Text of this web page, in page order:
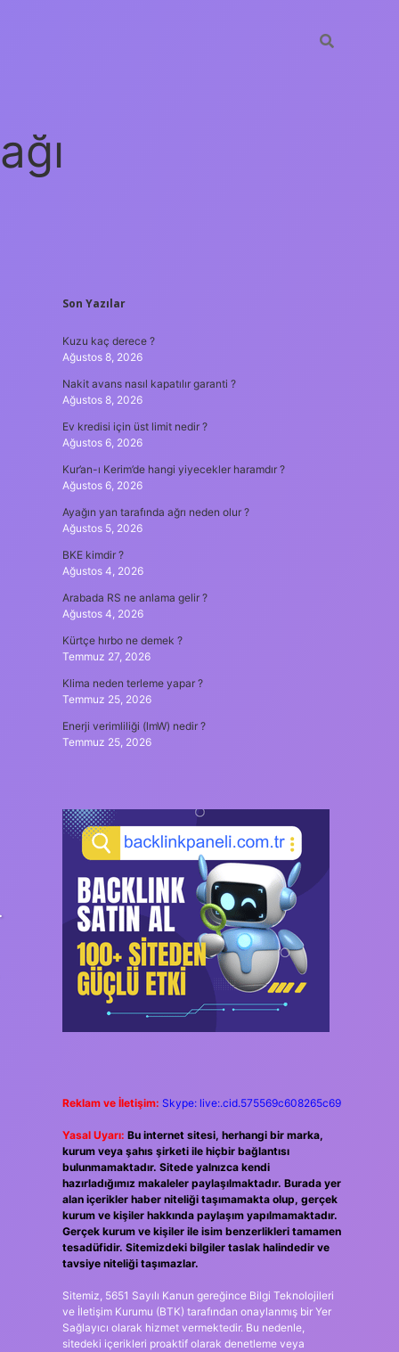
SIDEBAR
Son Yazılar
Kuzu kaç derece ?
Ağustos 8, 2026
Nakit avans nasıl kapatılır garanti ?
Ağustos 8, 2026
Ev kredisi için üst limit nedir ?
Ağustos 6, 2026
Kur’an-ı Kerim’de hangi yiyecekler haramdır ?
Ağustos 6, 2026
Ayağın yan tarafında ağrı neden olur ?
Ağustos 5, 2026
BKE kimdir ?
Ağustos 4, 2026
Arabada RS ne anlama gelir ?
Ağustos 4, 2026
Kürtçe hırbo ne demek ?
Temmuz 27, 2026
Klima neden terleme yapar ?
Temmuz 25, 2026
Enerji verimliliği (lmW) nedir ?
Temmuz 25, 2026
Reklam ve İletişim: Skype: live:.cid.575569c608265c69
Yasal Uyarı: Bu internet sitesi, herhangi bir marka,
kurum veya şahıs şirketi ile hiçbir bağlantısı
bulunmamaktadır. Sitede yalnızca kendi
hazırladığımız makaleler paylaşılmaktadır. Burada yer
alan içerikler haber niteliği taşımamakta olup, gerçek
kurum ve kişiler hakkında paylaşım yapılmamaktadır.
Gerçek kurum ve kişiler ile isim benzerlikleri tamamen
tesadüfidir. Sitemizdeki bilgiler taslak halindedir ve
tavsiye niteliği taşımazlar.
Sitemiz, 5651 Sayılı Kanun gereğince Bilgi Teknolojileri
ve İletişim Kurumu (BTK) tarafından onaylanmış bir Yer
Sağlayıcı olarak hizmet vermektedir. Bu nedenle,
sitedeki içerikleri proaktif olarak denetleme veya